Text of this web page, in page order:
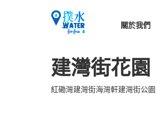
關於我們
建灣街花園
紅磡灣建灣街海灣軒建灣街公園